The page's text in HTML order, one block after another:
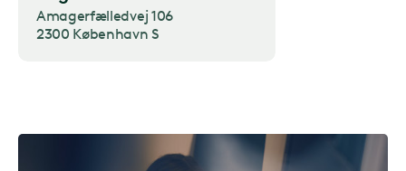
Amagerfælledvej 106
2300 København S